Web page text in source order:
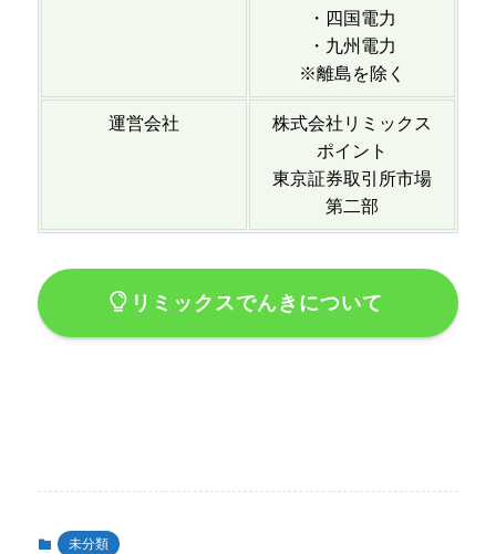
・四国電力
・九州電力
※離島を除く
運営会社
株式会社リミックス
ポイント
東京証券取引所市場
第二部
リミックスでんきについて
未分類